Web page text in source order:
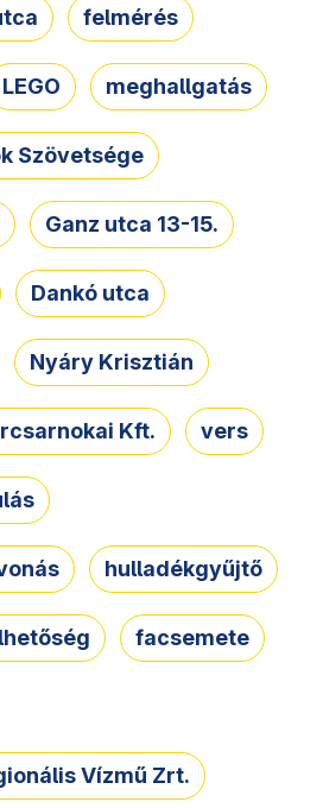
felmérés
LEGO meghallgatás
Szövetsége
Ganz utca 13-15.
Dankó utca
Nyáry Krisztián
Kft. vers
hulladékgyűjtő
facsemete
Vízmű Zrt.